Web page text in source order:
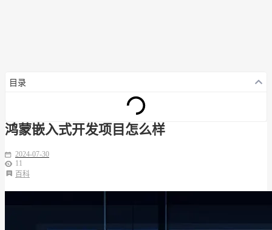
目录
鸿蒙嵌入式开发项目怎么样
2024-07-30
11
百科